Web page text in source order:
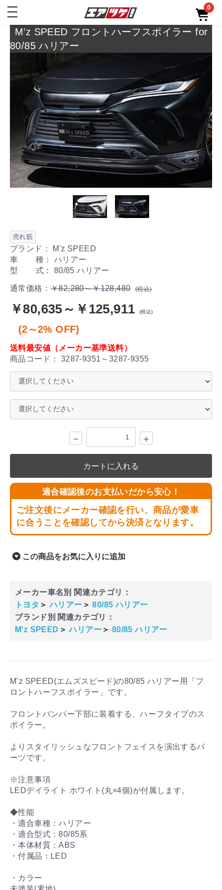
toggle
0
M’z SPEED フロントハーフスポイラー for
80/85 ハリアー
売れ筋
ブランド： M'z SPEED
車 種： ハリアー
型 式： 80/85 ハリアー
通常価格： ￥82,280～￥128,480 (税込)
￥80,635～￥125,911 (税込)
(2～2% OFF)
送料最安値（メーカー基準送料）
商品コード： 3287-9351～3287-9355
－ ＋
カートに入れる
適合確認後のお支払いだから安心！
ご注文後にメーカー確認を行い、商品が愛車
に合うことを確認してから決済となります。
この商品をお気に入りに追加
メーカー車名別 関連カテゴリ：
トヨタ ＞ ハリアー ＞ 80/85 ハリアー
ブランド別 関連カテゴリ：
M'z SPEED ＞ ハリアー ＞ 80/85 ハリアー
M’z SPEED(エムズスピード)の80/85 ハリアー用「フ
ロントハーフスポイラー」です。
フロントバンパー下部に装着する、ハーフタイプのス
ポイラー。
よりスタイリッシュなフロントフェイスを演出するパ
ーツです。
※注意事項
LEDデイライト ホワイト(丸×4個)が付属します。
◆性能
・適合車種：ハリアー
・適合型式：80/85系
・本体材質：ABS
・付属品：LED
・カラー